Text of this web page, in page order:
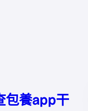
包養app干